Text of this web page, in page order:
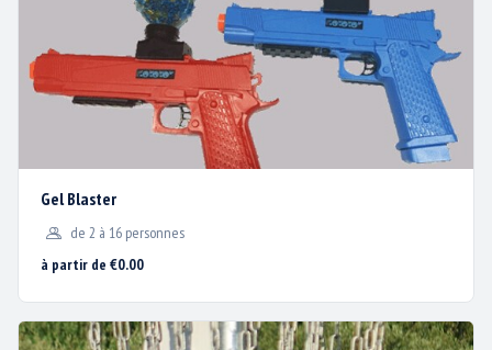
Pour calculer vos itinéraires VÉLO ou A PIED , rendez-vous sur
l’application
AVEC LEBISCABUS
La Ville de Biscarrosse a mis en place un réseau de Bus couvrant
Biscarrosse Bourg, Biscarrosse Lac et Biscarrosse Plage.
Un arrêt « BISC’AVENTURE® » se trouve juste en bas du parc. Vous
trouverez le détail et les modalités en cliquant :
Gel Blaster
de 2 à 16 personnes
à partir de €0.00